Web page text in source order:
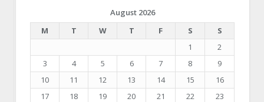
August 2026
M
T W T F S
S
1
2
3
4 5 6 7 8
9
10
11 12 13 14 15
16
17
18 19 20 21 22
23